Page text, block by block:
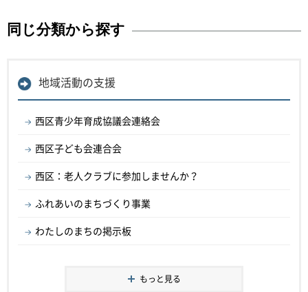
同じ分類から探す
地域活動の支援
西区青少年育成協議会連絡会
西区子ども会連合会
西区：老人クラブに参加しませんか？
ふれあいのまちづくり事業
わたしのまちの掲示板
もっと見る